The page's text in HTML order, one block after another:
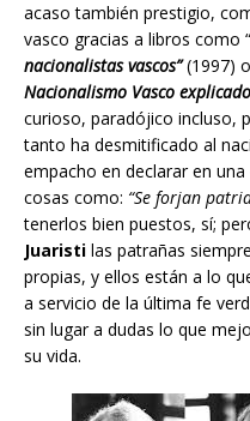
acaso también prestigio,
vasco gracias a libros como “
nacionalistas vascos” (1997) o
Nacionalismo Vasco
curioso, paradójico incluso,
tanto ha desmitificado al
empacho en declarar en
cosas como: “Se forjan
tenerlos bien puestos, sí;
Juaristi las patrañas
propias, y ellos están a lo
a servicio de la última fe
sin lugar a dudas lo que
su vida.